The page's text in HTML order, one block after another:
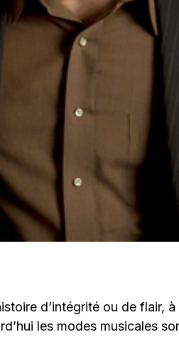
d’intégrité ou de flair,
les modes musicales